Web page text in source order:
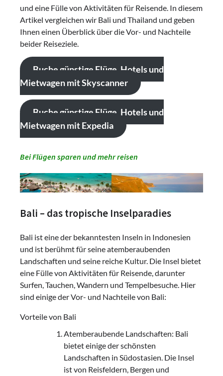
und eine Fülle von Aktivitäten für Reisende. In diesem
Artikel vergleichen wir Bali und Thailand und geben
Ihnen einen Überblick über die Vor- und Nachteile
beider Reiseziele.
Buche günstige Flüge, Hotels und
Mietwagen mit Skyscanner
Buche günstige Flüge, Hotels und
Mietwagen mit Expedia
Bei Flügen sparen und mehr reisen
Bali – das tropische Inselparadies
Bali ist eine der bekanntesten Inseln in Indonesien
und ist berühmt für seine atemberaubenden
Landschaften und seine reiche Kultur. Die Insel bietet
eine Fülle von Aktivitäten für Reisende, darunter
Surfen, Tauchen, Wandern und Tempelbesuche. Hier
sind einige der Vor- und Nachteile von Bali:
Vorteile von Bali
Atemberaubende Landschaften: Bali
bietet einige der schönsten
Landschaften in Südostasien. Die Insel
ist von Reisfeldern, Bergen und